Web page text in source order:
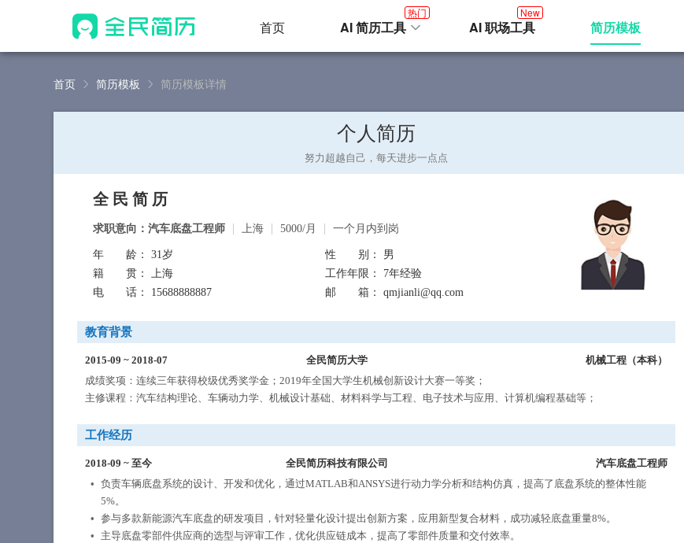
首页 AI 简历工具
热门
AI 职场工具
New
简历模板
首页 简历模板 简历模板详情
个人简历
努力超越自己，每天进步一点点
全民简历
求职意向：汽车底盘工程师 上海 5000/月 一个月内到岗
年 龄 ： 31岁 性 别 ： 男
籍 贯 ： 上海 工作年限 ： 7年经验
电 话 ： 15688888887 邮 箱 ： qmjianli@qq.com
教育背景
2015-09 ~ 2018-07 全民简历大学 机械工程（本科）
成绩奖项：连续三年获得校级优秀奖学金；2019年全国大学生机械创新设计大赛一等奖；
主修课程：汽车结构理论、车辆动力学、机械设计基础、材料科学与工程、电子技术与应用、计算机编程基础等；
工作经历
2018-09 ~ 至今 全民简历科技有限公司
汽车底盘工程师
负责车辆底盘系统的设计、开发和优化，通过MATLAB和ANSYS进行动力学分析和结构仿真，提高了底盘系统的整体性能
5%。
参与多款新能源汽车底盘的研发项目，针对轻量化设计提出创新方案，应用新型复合材料，成功减轻底盘重量8%。
主导底盘零部件供应商的选型与评审工作，优化供应链成本，提高了零部件质量和交付效率。